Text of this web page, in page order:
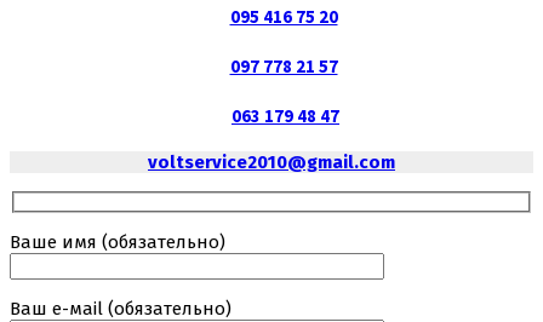
095 416 75 20
097 778 21 57
063 179 48 47
voltservice2010@gmail.com
Ваше имя (обязательно)
Ваш е-маil (обязательно)